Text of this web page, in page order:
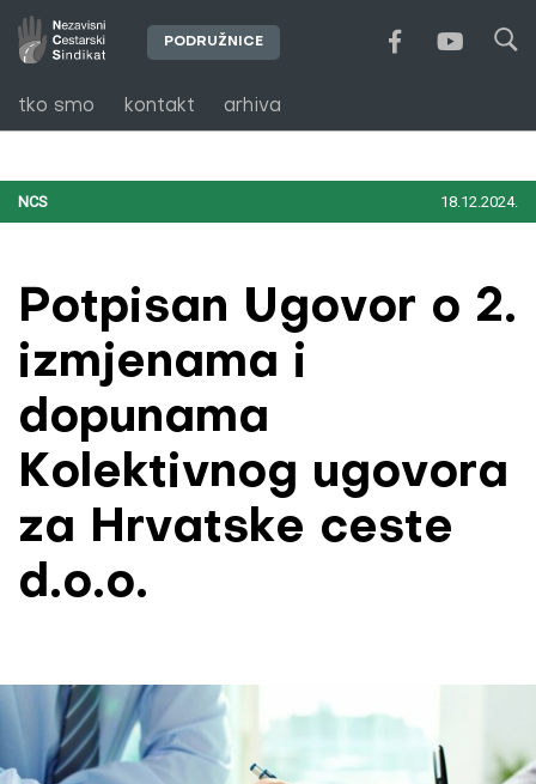
tko smo kontakt arhiva
PODRUŽNICE
NCS 18.12.2024.
Potpisan Ugovor o 2.
izmjenama i
dopunama
Kolektivnog ugovora
za Hrvatske ceste
d.o.o.